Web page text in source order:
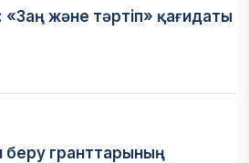
«Заң және тәртіп» қағидаты
беру гранттарының